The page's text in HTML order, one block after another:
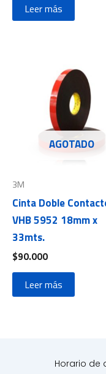
Leer más
AGOTADO
3M
Cinta Doble
VHB 5952 18mm x
33mts.
$90.000
Leer más
Horario de